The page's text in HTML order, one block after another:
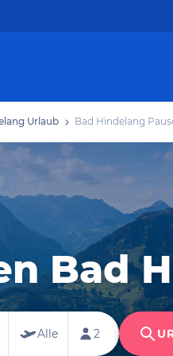
Urlaub Bad Hindelang
Bad